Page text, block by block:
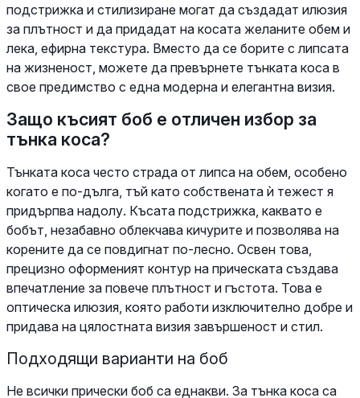
подстрижка и стилизиране могат да създадат илюзия
за плътност и да придадат на косата желаните обем и
лека, ефирна текстура. Вместо да се борите с липсата
на жизненост, можете да превърнете тънката коса в
свое предимство с една модерна и елегантна визия.
Защо късият боб е отличен избор за
тънка коса?
Тънката коса често страда от липса на обем, особено
когато е по-дълга, тъй като собствената ѝ тежест я
придърпва надолу. Късата подстрижка, каквато е
бобът, незабавно облекчава кичурите и позволява на
корените да се повдигнат по-лесно. Освен това,
прецизно оформеният контур на прическата създава
впечатление за повече плътност и гъстота. Това е
оптическа илюзия, която работи изключително добре и
придава на цялостната визия завършеност и стил.
Подходящи варианти на боб
Не всички прически боб са еднакви. За тънка коса са